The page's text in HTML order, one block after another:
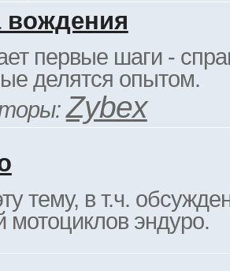
первые шаги -
делятся опытом.
Zybex
тему, в т.ч.
мотоциклов эндуро.